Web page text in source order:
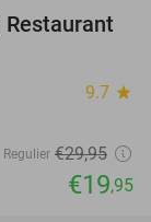
33%
9.7 star
Regulier €29,95
€19,95